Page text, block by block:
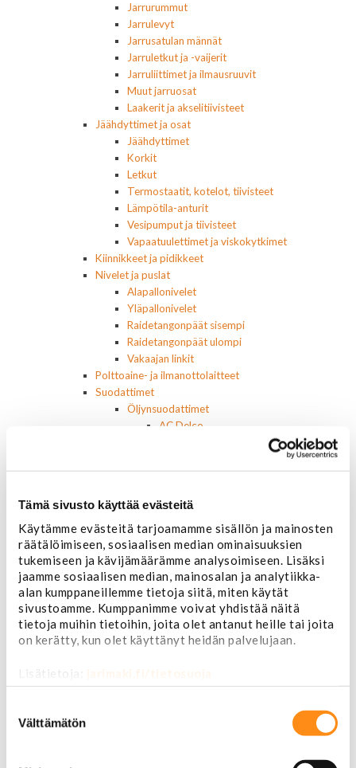
Tämä sivusto käyttää evästeitä
Käytämme evästeitä tarjoamamme sisällön ja mainosten
räätälöimiseen, sosiaalisen median ominaisuuksien
tukemiseen ja kävijämäärämme analysoimiseen. Lisäksi
jaamme sosiaalisen median, mainosalan ja analytiikka-
alan kumppaneillemme tietoja siitä, miten käytät
sivustoamme. Kumppanimme voivat yhdistää näitä
tietoja muihin tietoihin, joita olet antanut heille tai joita
on kerätty, kun olet käyttänyt heidän palvelujaan.
Lisätietoja: jarimaki.fi/tietosuoja
valinta
Välttämätön
Jarrurummut
Jarrulevyt
Jarrusatulan männät
Jarruletkut ja -vaijerit
Jarruliittimet ja ilmausruuvit
Muut jarruosat
Laakerit ja akselitiivisteet
Jäähdyttimet ja osat
Jäähdyttimet
Korkit
Letkut
Termostaatit, kotelot, tiivisteet
Lämpötila-anturit
Vesipumput ja tiivisteet
Vapaatuulettimet ja viskokytkimet
Kiinnikkeet ja pidikkeet
Nivelet ja puslat
Alapallonivelet
Yläpallonivelet
Raidetangonpäät sisempi
Raidetangonpäät ulompi
Vakaajan linkit
Polttoaine- ja ilmanottolaitteet
Suodattimet
Öljynsuodattimet
AC Delco
Muut öljynsuodattimet
AC Delco
Muut
Polttoainesuodattimet
AC Delco
Motorcraft
Mopar
Muut
Ilmansuodattimet
AC Delco